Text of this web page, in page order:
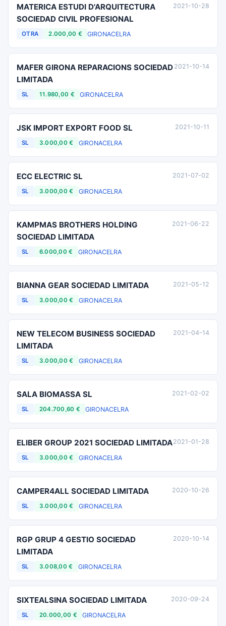
MATERICA ESTUDI D'ARQUITECTURA
SOCIEDAD CIVIL PROFESIONAL
OTRA 2.000,00 € GIRONACELRA
2021-10-28
MAFER GIRONA REPARACIONS SOCIEDAD
LIMITADA
SL 11.980,00 € GIRONACELRA
2021-10-14
JSK IMPORT EXPORT FOOD SL
SL 3.000,00 € GIRONACELRA
2021-10-11
ECC ELECTRIC SL
SL 3.000,00 € GIRONACELRA
2021-07-02
KAMPMAS BROTHERS HOLDING
SOCIEDAD LIMITADA
SL 6.000,00 € GIRONACELRA
2021-06-22
BIANNA GEAR SOCIEDAD LIMITADA
SL 3.000,00 € GIRONACELRA
2021-05-12
NEW TELECOM BUSINESS SOCIEDAD
LIMITADA
SL 3.000,00 € GIRONACELRA
2021-04-14
SALA BIOMASSA SL
SL 204.700,60 € GIRONACELRA
2021-02-02
ELIBER GROUP 2021 SOCIEDAD LIMITADA
SL 3.000,00 € GIRONACELRA
2021-01-28
CAMPER4ALL SOCIEDAD LIMITADA
SL 3.000,00 € GIRONACELRA
2020-10-26
RGP GRUP 4 GESTIO SOCIEDAD
LIMITADA
SL 3.008,00 € GIRONACELRA
2020-10-14
SIXTEALSINA SOCIEDAD LIMITADA
SL 20.000,00 € GIRONACELRA
2020-09-24